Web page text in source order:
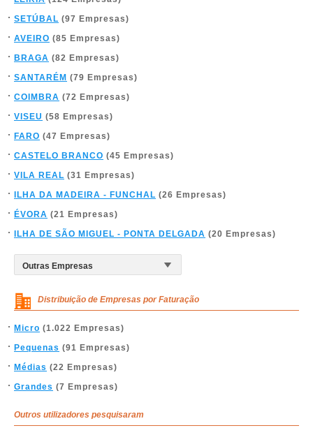
SETÚBAL (97 Empresas)
AVEIRO (85 Empresas)
BRAGA (82 Empresas)
SANTARÉM (79 Empresas)
COIMBRA (72 Empresas)
VISEU (58 Empresas)
FARO (47 Empresas)
CASTELO BRANCO (45 Empresas)
VILA REAL (31 Empresas)
ILHA DA MADEIRA - FUNCHAL (26 Empresas)
ÉVORA (21 Empresas)
ILHA DE SÃO MIGUEL - PONTA DELGADA (20 Empresas)
Distribuição de Empresas por Faturação
Micro (1.022 Empresas)
Pequenas (91 Empresas)
Médias (22 Empresas)
Grandes (7 Empresas)
Outros utilizadores pesquisaram